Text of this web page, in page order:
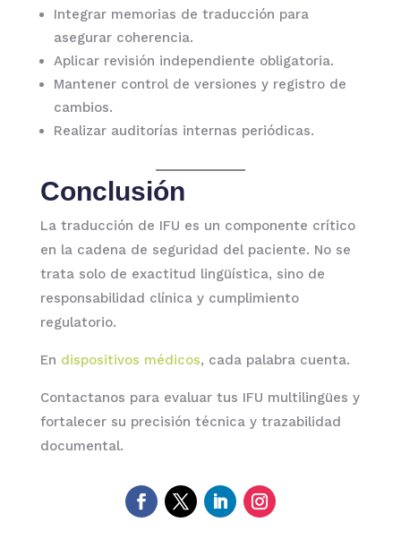
Integrar memorias de traducción para
asegurar coherencia.
Aplicar revisión independiente obligatoria.
Mantener control de versiones y registro de
cambios.
Realizar auditorías internas periódicas.
Conclusión
La traducción de IFU es un componente crítico
en la cadena de seguridad del paciente. No se
trata solo de exactitud lingüística, sino de
responsabilidad clínica y cumplimiento
regulatorio.
En dispositivos médicos, cada palabra cuenta.
Contactanos para evaluar tus IFU multilingües y
fortalecer su precisión técnica y trazabilidad
documental.